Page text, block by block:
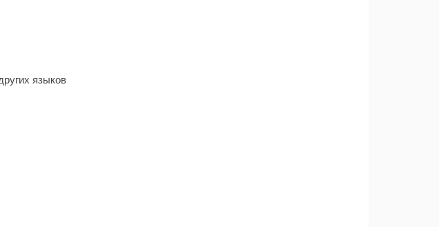
языков